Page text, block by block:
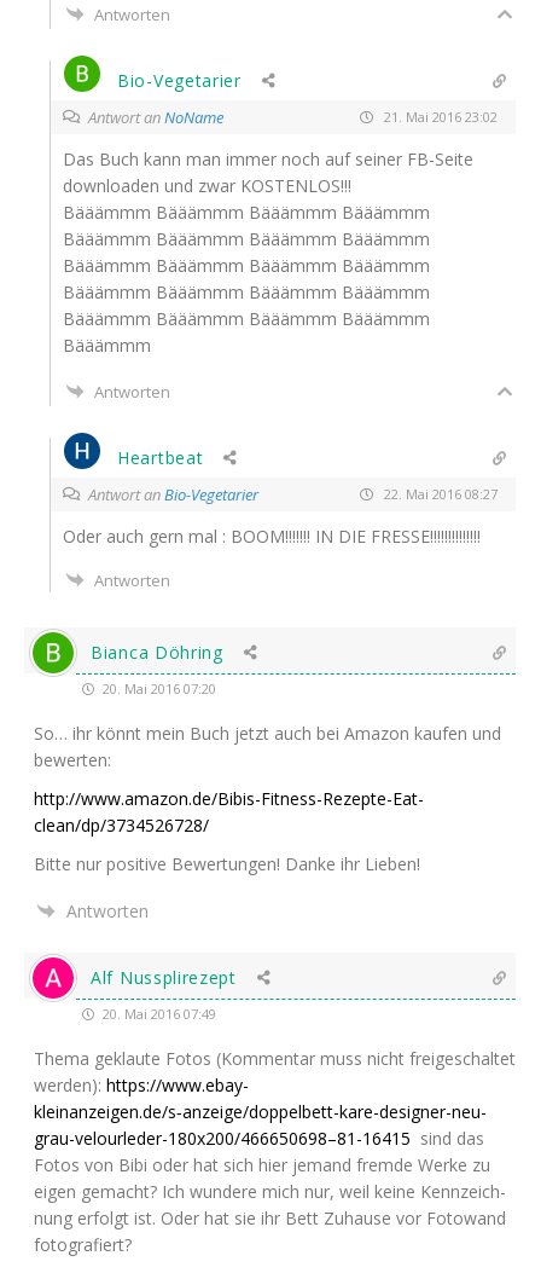
Antworten
Bio-Vegetarier
Antwort anNoName 21. Mai 2016 23:02
Das Buch kann man immer noch auf sei­ner FB-Sei­te
down­loa­den und zwar KOSTENLOS!!!
Bääämmm Bääämmm Bääämmm Bääämmm
Bääämmm Bääämmm Bääämmm Bääämmm
Bääämmm Bääämmm Bääämmm Bääämmm
Bääämmm Bääämmm Bääämmm Bääämmm
Bääämmm Bääämmm Bääämmm Bääämmm
Bääämmm
Antworten
Heartbeat
Antwort anBio-Vegetarier 22. Mai 2016 08:27
Oder auch gern mal : BOOM!!!!!!! IN DIE FRESSE!!!!!!!!!!!!!!
Antworten
Bianca Döhring
20. Mai 2016 07:20
So… ihr könnt mein Buch jetzt auch bei Ama­zon kau­fen und
bewerten:
http://www.amazon.de/Bibis-Fitness-Rezepte-Eat-
clean/dp/3734526728/
Bit­te nur posi­ti­ve Bewer­tun­gen! Dan­ke ihr Lieben!
Antworten
Alf Nussplirezept
20. Mai 2016 07:49
The­ma geklau­te Fotos (Kom­men­tar muss nicht frei­ge­schal­tet
wer­den): https://www.ebay-
kleinanzeigen.de/s‑anzeige/doppelbett-kare-designer-neu-
grau-velourleder-180x200/466650698–81-16415 sind das
Fotos von Bibi oder hat sich hier jemand frem­de Wer­ke zu
eigen gemacht? Ich wun­de­re mich nur, weil kei­ne Kenn­zeich­
nung erfolgt ist. Oder hat sie ihr Bett Zuhau­se vor Foto­wand
fotografiert?